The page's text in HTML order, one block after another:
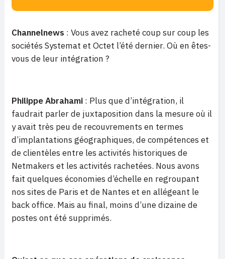
Channelnews : Vous avez racheté coup sur coup les
sociétés Systemat et Octet l’été dernier. Où en êtes-
vous de leur intégration ?
Philippe Abrahami : Plus que d’intégration, il
faudrait parler de juxtaposition dans la mesure où il
y avait très peu de recouvrements en termes
d’implantations géographiques, de compétences et
de clientèles entre les activités historiques de
Netmakers et les activités rachetées. Nous avons
fait quelques économies d’échelle en regroupant
nos sites de Paris et de Nantes et en allégeant le
back office. Mais au final, moins d’une dizaine de
postes ont été supprimés.